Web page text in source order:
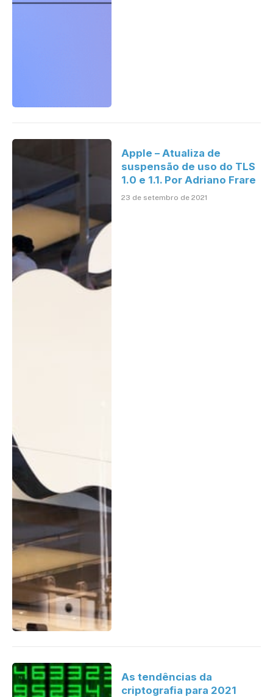
Apple – Atualiza de
suspensão de uso do TLS
1.0 e 1.1. Por Adriano Frare
23 de setembro de 2021
As tendências da
criptografia para 2021